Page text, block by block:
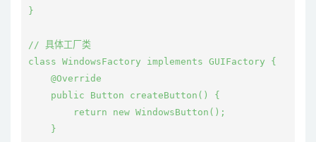
}
// 具体工厂类
class WindowsFactory implements GUIFactory {
    @Override
    public Button createButton() {
        return new WindowsButton();
    }